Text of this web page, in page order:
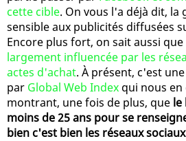
cette cible. On vous l'a déjà dit, la
sensible aux publicités diffusées
Encore plus fort, on sait aussi que
largement influencée par les
actes d'achat. À présent, c'est
par Global Web Index qui nous
montrant, une fois de plus, que le
moins de 25 ans pour se
bien c'est bien les réseaux